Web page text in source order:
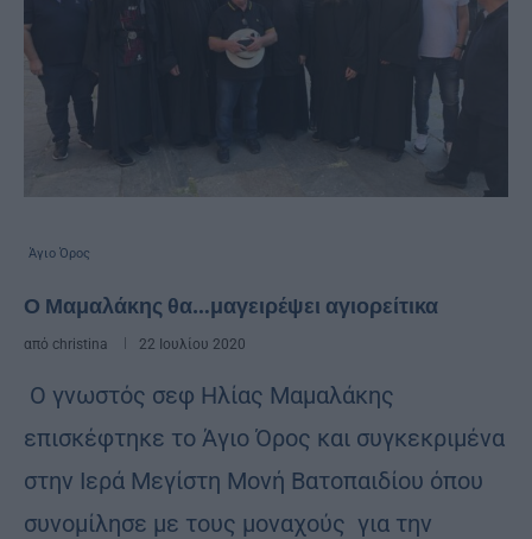
Άγιο Όρος
Ο Μαμαλάκης θα…μαγειρέψει αγιορείτικα
από christina 22 Ιουλίου 2020
O γνωστός σεφ Ηλίας Μαμαλάκης
επισκέφτηκε το Άγιο Όρος και συγκεκριμένα
στην Ιερά Μεγίστη Μονή Βατοπαιδίου όπου
συνομίλησε με τους μοναχούς για την